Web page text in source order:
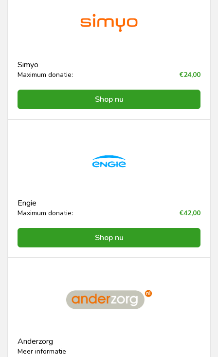
Simyo
Maximum donatie: €24,00
Shop nu
Engie
Maximum donatie: €42,00
Shop nu
Anderzorg
Meer informatie